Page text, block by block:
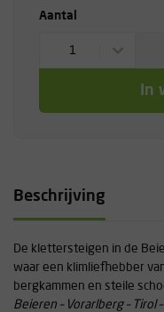
Aantal
1
In
Beschrijving
De klettersteigen in de
waar een klimliefhebber
bergkammen en steile
Beieren – Vorarlberg – Tirol